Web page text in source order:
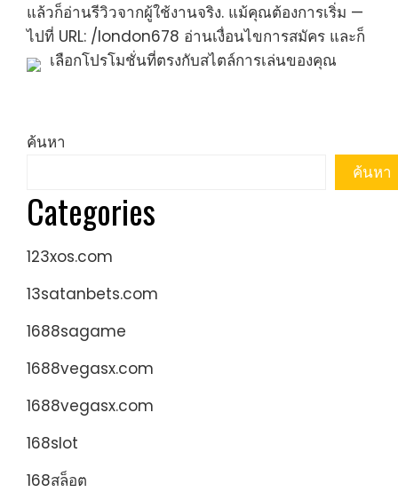
แล้วก็อ่านรีวิวจากผู้ใช้งานจริง. แม้คุณต้องการเริ่ม —
ไปที่ URL: /london678 อ่านเงื่อนไขการสมัคร และก็
เลือกโปรโมชั่นที่ตรงกับสไตล์การเล่นของคุณ
ค้นหา
ค้นหา
Categories
123xos.com
13satanbets.com
1688sagame
1688vegasx.com
1688vegasx.com
168slot
168สล็อต